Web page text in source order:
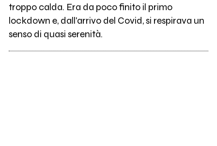
troppo calda. Era da poco finito il primo
lockdown e, dall'arrivo del Covid, si respirava un
senso di quasi serenità.